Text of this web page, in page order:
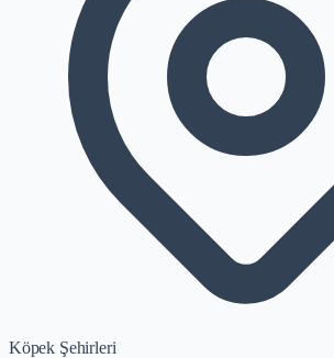
Köpek Şehirleri